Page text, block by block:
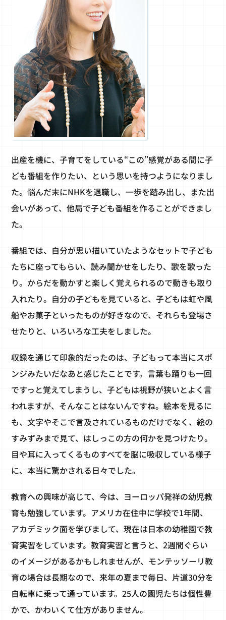
出産を機に、子育てをしている“この”感覚がある間に子
ども番組を作りたい、という思いを持つようになりまし
た。悩んだ末にNHKを退職し、一歩を踏み出し、また出
会いがあって、他局で子ども番組を作ることができまし
た。
番組では、自分が思い描いていたようなセットで子ども
たちに座ってもらい、読み聞かせをしたり、歌を歌った
り。からだを動かすと楽しく覚えられるので動きも取り
入れたり。自分の子どもを見ていると、子どもは虹や風
船やお菓子といったものが好きなので、それらも登場さ
せたりと、いろいろな工夫をしました。
収録を通じて印象的だったのは、子どもって本当にスポ
ンジみたいだなあと感じたことです。言葉も踊りも一回
ですっと覚えてしまうし、子どもは視野が狭いとよく言
われますが、そんなことはないんですね。絵本を見るに
も、文字やそこで言及されているものだけでなく、絵の
すみずみまで見て、はしっこの方の何かを見つけたり。
目や耳に入ってくるものすべてを脳に吸収している様子
に、本当に驚かされる日々でした。
教育への興味が高じて、今は、ヨーロッパ発祥の幼児教
育も勉強しています。アメリカ在住中に学校で1年間、
アカデミック面を学びまして、現在は日本の幼稚園で教
育実習をしています。教育実習と言うと、2週間ぐらい
のイメージがあるかもしれませんが、モンテッソーリ教
育の場合は長期なので、来年の夏まで毎日、片道30分を
自転車に乗って通っています。25人の園児たちは個性豊
かで、かわいくて仕方がありません。